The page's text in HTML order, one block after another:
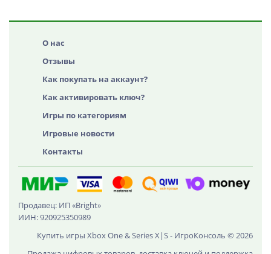
О нас
Отзывы
Как покупать на аккаунт?
Как активировать ключ?
Игры по категориям
Игровые новости
Контакты
Продавец: ИП «Bright»
ИИН: 920925350989
Купить игры Xbox One & Series X|S - ИгроКонсоль © 2026